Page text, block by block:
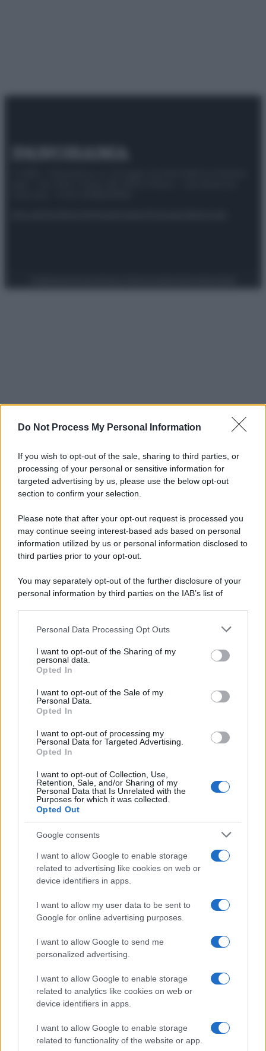
Do Not Process My Personal Information
If you wish to opt-out of the sale, sharing to third parties, or
processing of your personal or sensitive information for
targeted advertising by us, please use the below opt-out
section to confirm your selection.
Please note that after your opt-out request is processed you
may continue seeing interest-based ads based on personal
information utilized by us or personal information disclosed to
third parties prior to your opt-out.
You may separately opt-out of the further disclosure of your
personal information by third parties on the IAB’s list of
This information may also be disclosed by us to third parties
disclose it to other third parties.
Please note that this website/app uses one or more Google
services and may gather and store information including but
not limited to your visit or usage behaviour. You may click to
grant or deny consent to Google and its third-party tags to
consent section.
Personal Data Processing Opt Outs
I want to opt-out of the Sharing of my
personal data.
Opted In
I want to opt-out of the Sale of my
Personal Data.
Opted In
I want to opt-out of processing my
Personal Data for Targeted Advertising.
Opted In
I want to opt-out of Collection, Use,
Retention, Sale, and/or Sharing of my
Personal Data that Is Unrelated with the
Purposes for which it was collected.
Opted Out
Google consents
I want to allow Google to enable storage
related to advertising like cookies on web or
device identifiers in apps.
I want to allow my user data to be sent to
Google for online advertising purposes.
I want to allow Google to send me
personalized advertising.
I want to allow Google to enable storage
related to analytics like cookies on web or
device identifiers in apps.
I want to allow Google to enable storage
related to functionality of the website or app.